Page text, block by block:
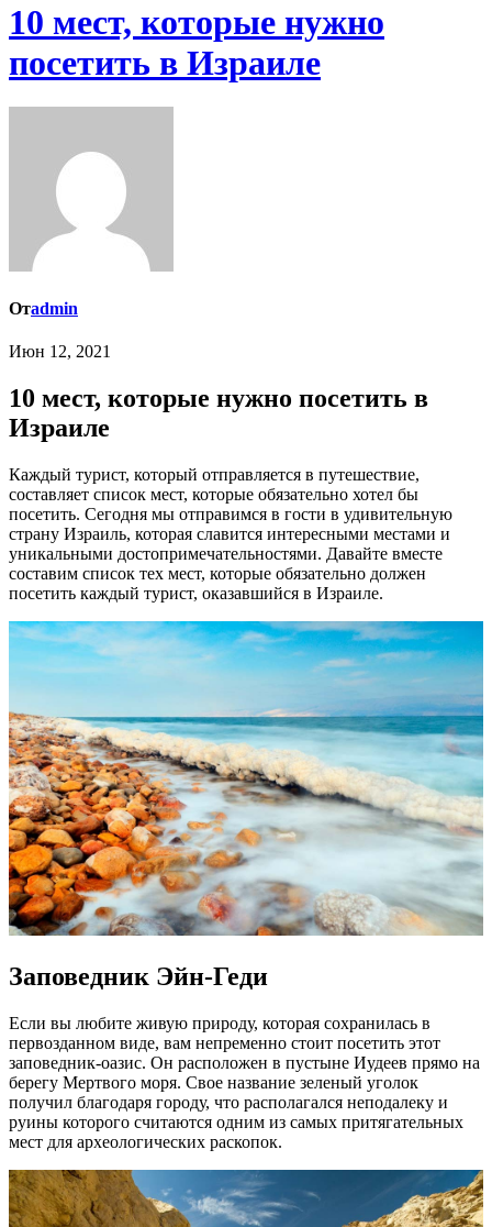
10 мест, которые нужно
посетить в Израиле
Отadmin
Июн 12, 2021
10 мест, которые нужно посетить в
Израиле
Каждый турист, который отправляется в путешествие,
составляет список мест, которые обязательно хотел бы
посетить. Сегодня мы отправимся в гости в удивительную
страну Израиль, которая славится интересными местами и
уникальными достопримечательностями. Давайте вместе
составим список тех мест, которые обязательно должен
посетить каждый турист, оказавшийся в Израиле.
Заповедник Эйн-Геди
Если вы любите живую природу, которая сохранилась в
первозданном виде, вам непременно стоит посетить этот
заповедник-оазис. Он расположен в пустыне Иудеев прямо на
берегу Мертвого моря. Свое название зеленый уголок
получил благодаря городу, что располагался неподалеку и
руины которого считаются одним из самых притягательных
мест для археологических раскопок.